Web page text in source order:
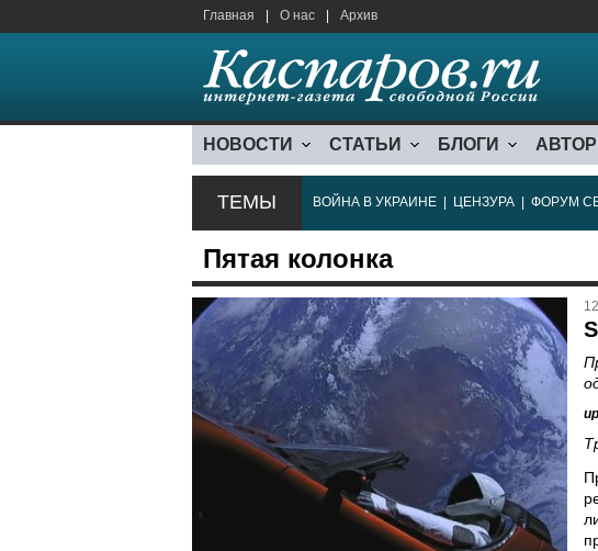
Главная О нас Архив
НОВОСТИ СТАТЬИ БЛОГИ
ТЕМЫ ВОЙНА В УКРАИНЕ ЦЕНЗУРА ФОРУМ
Пятая колонка